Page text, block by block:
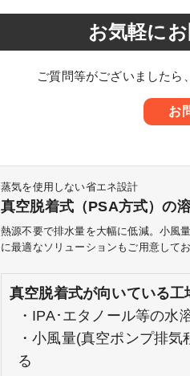
お気軽に
ご質問等がございましたら
お
蒸気を使用しない省エネ設計
真空脱着式（PSA方式）の
熱源不要で排水量を大幅に低減。小風
に最適なソリューションもご用意して
真空脱着式が向いている工
・IPA･エタノール等の水
・小風量(真空ポンプ排
る